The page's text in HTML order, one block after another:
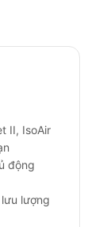
II, IsoAir
động
lượng